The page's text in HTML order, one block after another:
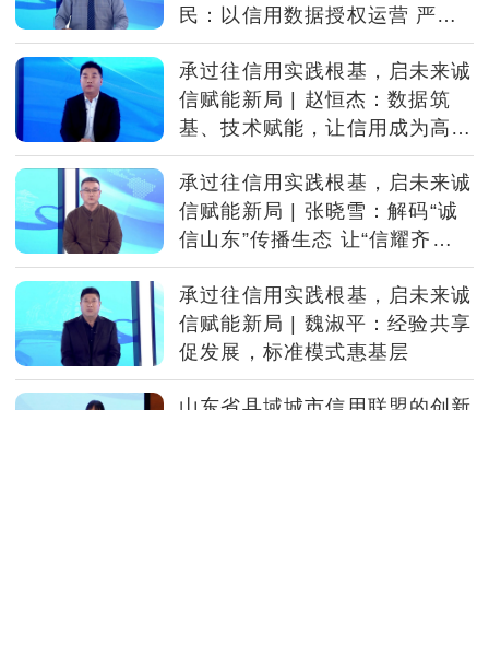
民：以信用数据授权运营 严守
行业法治底线
承过往信用实践根基，启未来诚
信赋能新局 | 赵恒杰：数据筑
基、技术赋能，让信用成为高质
量发展引擎
承过往信用实践根基，启未来诚
信赋能新局 | 张晓雪：解码“诚
信山东”传播生态 让“信耀齐
鲁”触达更多青年
承过往信用实践根基，启未来诚
信赋能新局 | 魏淑平：经验共享
促发展，标准模式惠基层
山东省县域城市信用联盟的创新